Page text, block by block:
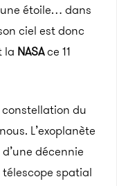
étoile… dans
ciel est donc
la NASAce 11
constellation du
L’exoplanète
décennie
spatial